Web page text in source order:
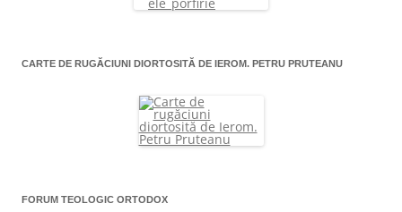
CARTE DE RUGĂCIUNI DIORTOSITĂ DE IEROM. PETRU PRUTEANU
FORUM TEOLOGIC ORTODOX